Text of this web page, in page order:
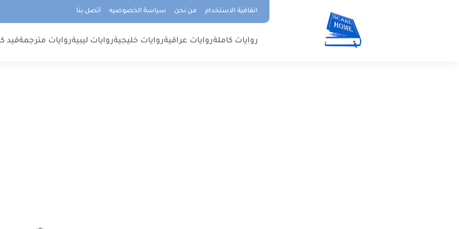
اتفاقية الاستخدام من نحن سياسة الخصوصيه أتصل بنا
روايات كاملةروايات عراقيةروايات خليجيةروايات ليبيةروايات مترجمةقيد